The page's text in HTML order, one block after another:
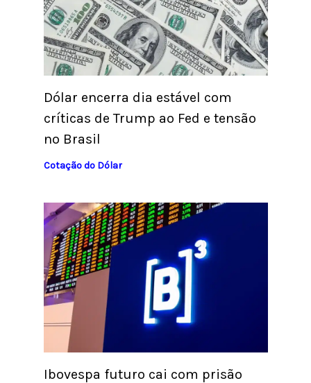
Dólar encerra dia estável com
críticas de Trump ao Fed e tensão
no Brasil
Cotação do Dólar
Ibovespa futuro cai com prisão